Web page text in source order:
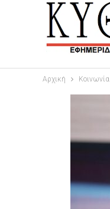
Αρχική Κοινωνία